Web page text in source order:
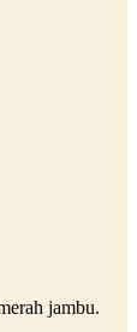
jambu.